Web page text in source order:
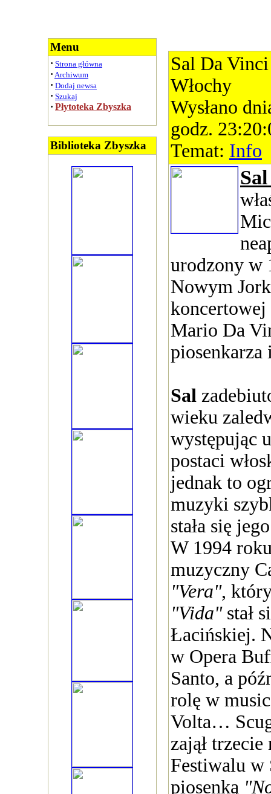
Menu
· Strona główna
· Archiwum
· Dodaj newsa
· Szukaj
· Płytoteka Zbyszka
Biblioteka Zbyszka
Sal Da
Włochy
Wysłano
godz.
Temat: Info
urodzony w
Nowym
koncertowej
Mario Da
piosenkarza
Sal
wieku
występując
postaci
jednak to
muzyki
stała się
W 1994
muzyczny
"Vera",
"Vida"stał
Łacińskiej.
w Opera
Santo, a
rolę w
Volta…
zajął trzecie
Festiwalu w
piosenką